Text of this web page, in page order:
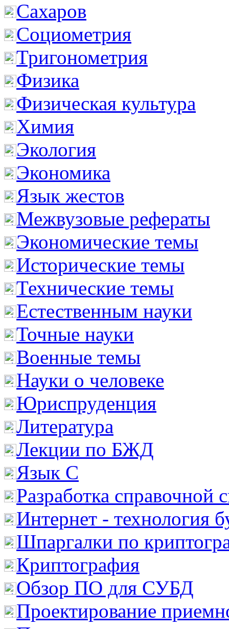
Сахаров
Социометрия
Тригонометрия
Физика
Физическая культура
Химия
Экология
Экономика
Язык жестов
Межвузовые рефераты
Экономические темы
Исторические темы
Технические темы
Естественным науки
Точные науки
Военные темы
Науки о человеке
Юриспруденция
Литература
Лекции по БЖД
Язык С
Разработка справочной
Интернет - технология
Шпаргалки по
Криптография
Обзор ПО для СУБД
Проектирование